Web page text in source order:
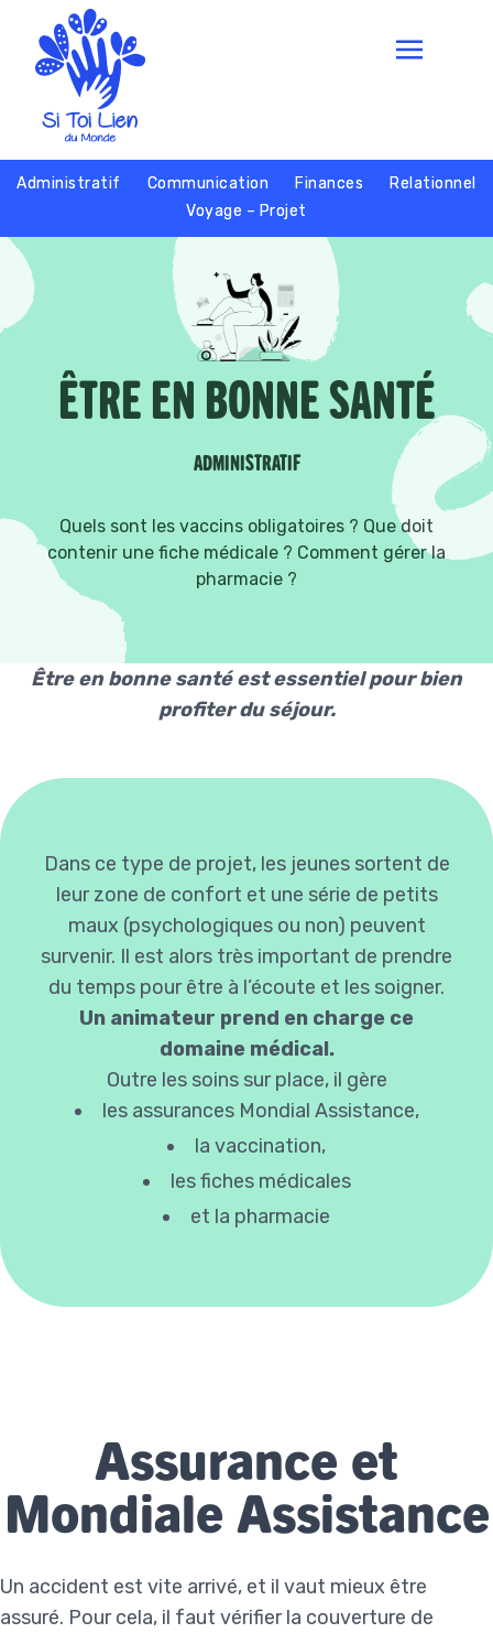
Administratif Communication Finances
Relationnel
Voyage – Projet
ÊTRE EN BONNE SANTÉ
ADMINISTRATIF
Quels sont les vaccins obligatoires ? Que doit
contenir une fiche médicale ? Comment gérer la
pharmacie ?
Être en bonne santé est essentiel pour bien
profiter du séjour.
Dans ce type de projet, les jeunes sortent de
leur zone de confort et une série de petits
maux (psychologiques ou non) peuvent
survenir. Il est alors très important de prendre
du temps pour être à l’écoute et les soigner.
Un animateur prend en charge ce
domaine médical.
Outre les soins sur place, il gère
les assurances Mondial Assistance,
la vaccination,
lesfiches médicales
et la pharmacie
Assurance et
Mondiale Assistance
Un accident est vite arrivé, et il vaut mieux être
assuré. Pour cela, il faut vérifier la couverture de